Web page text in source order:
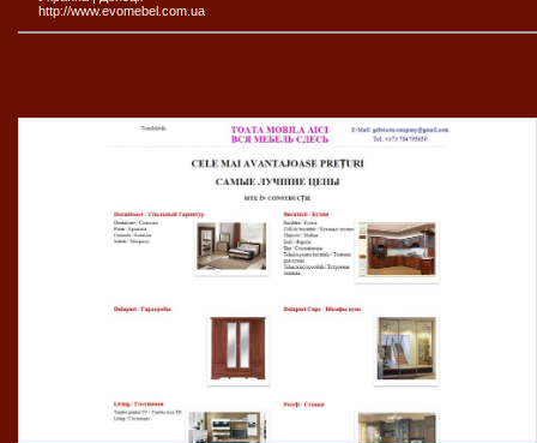
http://www.evomebel.com.ua